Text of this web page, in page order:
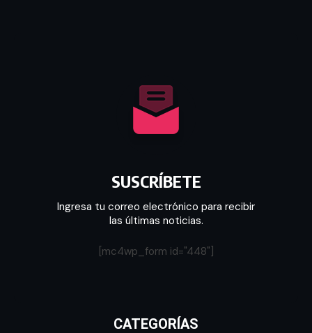
SUSCRÍBETE
Ingresa tu correo electrónico para recibir
las últimas noticias.
[mc4wp_form id="448"]
CATEGORÍAS